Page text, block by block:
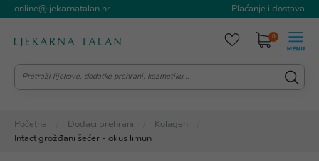
online@ljekarnatalan.hr Plaćanje i dostava
0
Početna Dodaci prehrani
Kolagen
Intact grožđani šećer - okus limun